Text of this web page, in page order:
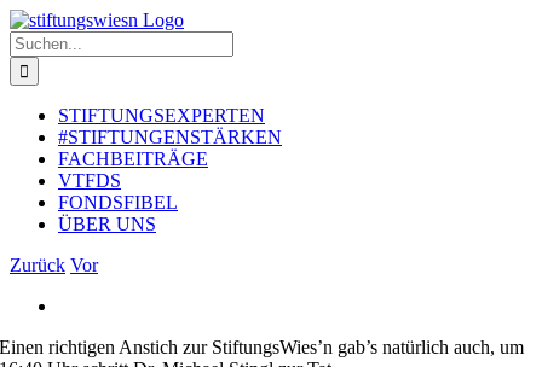
Zum
Inhalt
springen
Suche
nach:
STIFTUNGSEXPERTEN
#STIFTUNGENSTÄRKEN
FACHBEITRÄGE
VTFDS
FONDSFIBEL
ÜBER UNS
Zurück Vor
Bild
Einen richtigen Anstich zur StiftungsWies’n gab’s natürlich auch, um